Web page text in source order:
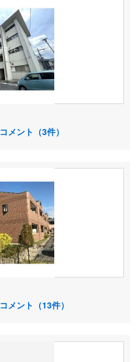
コメント（3件）
コメント（13件）